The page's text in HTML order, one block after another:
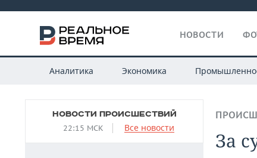
НОВОСТИ
Аналитика Экономика
НОВОСТИ ПРОИСШЕСТВИЙ
22:15 МСК Все новости
За